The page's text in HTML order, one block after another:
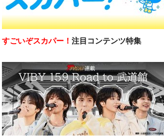
すごいぞスカパー！ 注目コンテンツ特集